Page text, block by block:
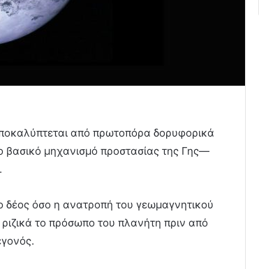
από πρωτοπόρα δορυφορικά
βασικό μηχανισμό προστασίας της Γης—
όσο η ανατροπή του γεωμαγνητικού
το πρόσωπο του πλανήτη πριν από